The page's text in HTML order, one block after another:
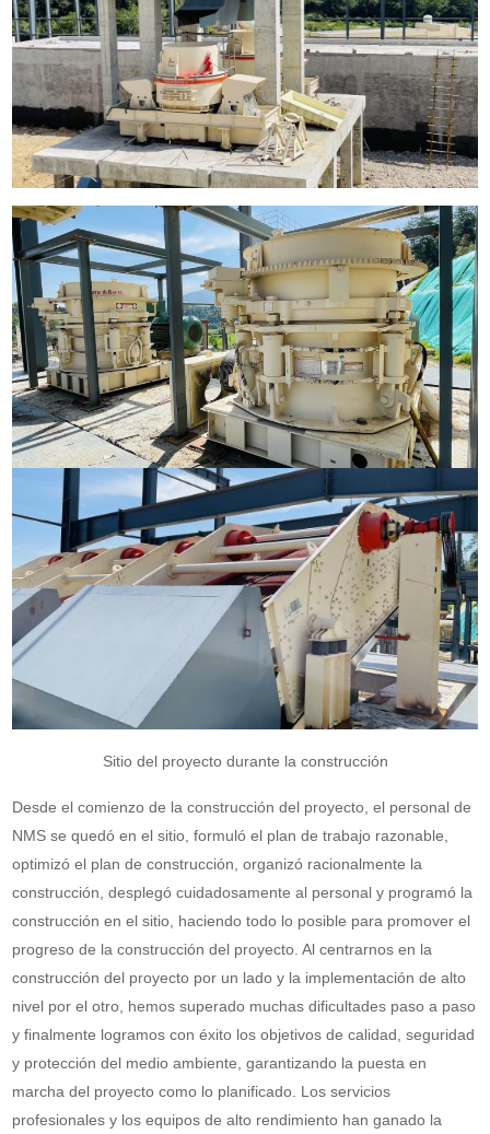
Sitio del proyecto durante la construcción
Desde el comienzo de la construcción del proyecto, el personal de
NMS se quedó en el sitio, formuló el plan de trabajo razonable,
optimizó el plan de construcción, organizó racionalmente la
construcción, desplegó cuidadosamente al personal y programó la
construcción en el sitio, haciendo todo lo posible para promover el
progreso de la construcción del proyecto. Al centrarnos en la
construcción del proyecto por un lado y la implementación de alto
nivel por el otro, hemos superado muchas dificultades paso a paso
y finalmente logramos con éxito los objetivos de calidad, seguridad
y protección del medio ambiente, garantizando la puesta en
marcha del proyecto como lo planificado. Los servicios
profesionales y los equipos de alto rendimiento han ganado la